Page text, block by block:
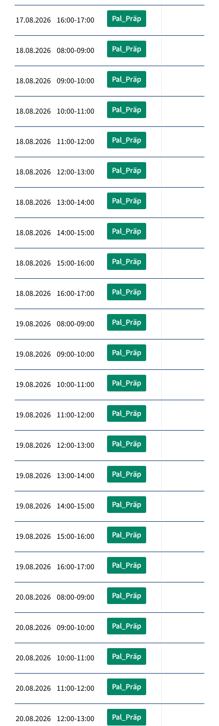
17.08.2026 16:00-17:00 Pal_Präp
18.08.2026 08:00-09:00 Pal_Präp
18.08.2026 09:00-10:00 Pal_Präp
18.08.2026 10:00-11:00 Pal_Präp
18.08.2026 11:00-12:00 Pal_Präp
18.08.2026 12:00-13:00 Pal_Präp
18.08.2026 13:00-14:00 Pal_Präp
18.08.2026 14:00-15:00 Pal_Präp
18.08.2026 15:00-16:00 Pal_Präp
18.08.2026 16:00-17:00 Pal_Präp
19.08.2026 08:00-09:00 Pal_Präp
19.08.2026 09:00-10:00 Pal_Präp
19.08.2026 10:00-11:00 Pal_Präp
19.08.2026 11:00-12:00 Pal_Präp
19.08.2026 12:00-13:00 Pal_Präp
19.08.2026 13:00-14:00 Pal_Präp
19.08.2026 14:00-15:00 Pal_Präp
19.08.2026 15:00-16:00 Pal_Präp
19.08.2026 16:00-17:00 Pal_Präp
20.08.2026 08:00-09:00 Pal_Präp
20.08.2026 09:00-10:00 Pal_Präp
20.08.2026 10:00-11:00 Pal_Präp
20.08.2026 11:00-12:00 Pal_Präp
20.08.2026 12:00-13:00 Pal_Präp